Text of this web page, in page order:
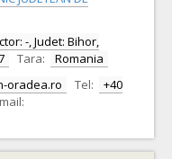
-, Judet: Bihor,
Tara:
Romania
oradea.ro Tel:
+40